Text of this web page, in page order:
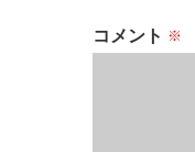
コメント ※